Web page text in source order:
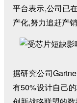
平台表示,公司已
产化,努力追赶产销
据研究公司
有50%设计自己